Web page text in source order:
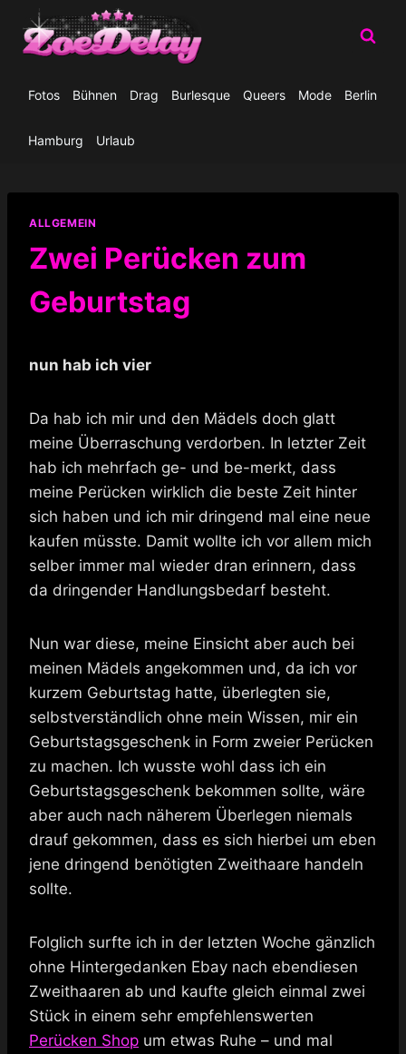
Inhalt
springen
Fotos Bühnen Drag Burlesque Queers Mode Berlin
Hamburg Urlaub
ALLGEMEIN
Zwei Perücken zum
Geburtstag
nun hab ich vier
Da hab ich mir und den Mädels doch glatt
meine Überraschung verdorben. In letzter Zeit
hab ich mehrfach ge- und be-merkt, dass
meine Perücken wirklich die beste Zeit hinter
sich haben und ich mir dringend mal eine neue
kaufen müsste. Damit wollte ich vor allem mich
selber immer mal wieder dran erinnern, dass
da dringender Handlungsbedarf besteht.
Nun war diese, meine Einsicht aber auch bei
meinen Mädels angekommen und, da ich vor
kurzem Geburtstag hatte, überlegten sie,
selbstverständlich ohne mein Wissen, mir ein
Geburtstagsgeschenk in Form zweier Perücken
zu machen. Ich wusste wohl dass ich ein
Geburtstagsgeschenk bekommen sollte, wäre
aber auch nach näherem Überlegen niemals
drauf gekommen, dass es sich hierbei um eben
jene dringend benötigten Zweithaare handeln
sollte.
Folglich surfte ich in der letzten Woche gänzlich
ohne Hintergedanken Ebay nach ebendiesen
Zweithaaren ab und kaufte gleich einmal zwei
Stück in einem sehr empfehlenswerten
Perücken Shop um etwas Ruhe – und mal